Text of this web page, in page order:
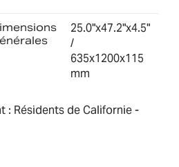
25.0"x47.2"x4.5"
/
635x1200x115
mm
: Résidents de Californie -